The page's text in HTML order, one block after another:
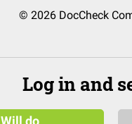
© 2026 DocCheck
Log in and
Will do